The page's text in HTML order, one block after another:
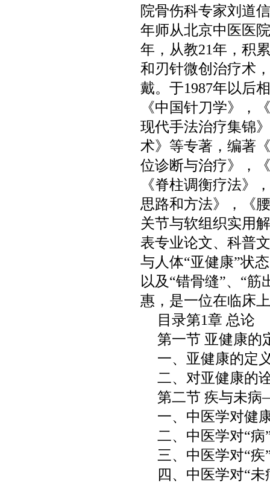
院骨伤科专家刘道
年师从北京中医医
年，从教21年，积
和刃针微创治疗术
戴。于1987年以后
《中国针刀学》，
现代手法治疗集锦
术》等专著，编著
位诊断与治疗》，
《脊柱调衡疗法》
思路和方法》，《
关节与软组织实用
表专业论文、科普
与人体“亚健康”状
以及“错骨缝”、“
惠，是一位在临床
目录第1章 总论
第一节 亚健康的
一、亚健康的定
二、对亚健康的
第二节 疾与未
一、中医学对健
二、中医学对“病
三、中医学对“疾
四、中医学对“